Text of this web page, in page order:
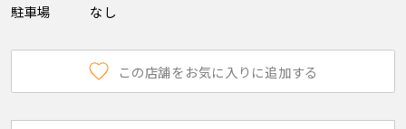
駐車場
なし
この店舗をお気に入りに追加する